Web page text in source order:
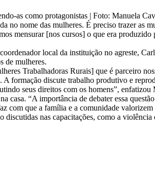
as como protagonistas | Foto: Manuela
no nome das mulheres. É preciso trazer as
mensurar [nos cursos] o que era produzido
local da instituição no agreste,
de mulheres.
Trabalhadoras Rurais] que é parceiro
A formação discute trabalho produtivo e
seus direitos com os homens”, enfatizou
casa. “A importância de debater essa
com que a família e a comunidade valorizem
discutidas nas capacitações, como a violência